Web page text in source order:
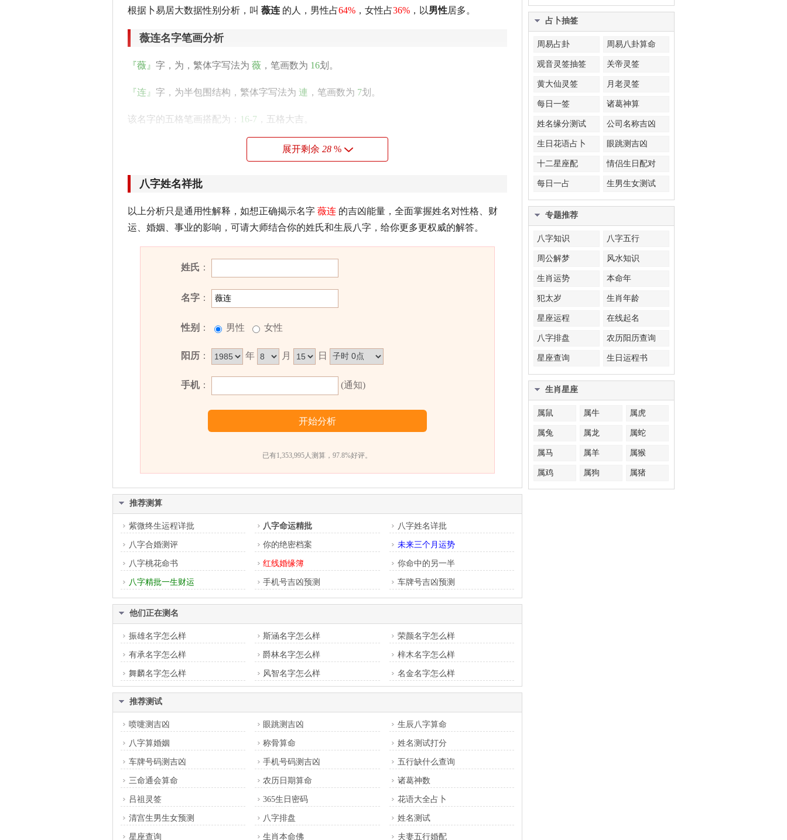
根据卜易居大数据性别分析，叫 薇连 的人，男性占64% ，女性占36% ，以男性居多。
薇连名字笔画分析
『薇』 字，为，繁体字写法为 薇 ，笔画数为 16划。
『连』 字，为半包围结构，繁体字写法为 連 ，笔画数为 7划。
该名字的五格笔画搭配为： 16-7 ，五格大吉。
外表虽和蔼易处，内心却倾于固执，做事不积极，有眼高手低之缺点，很难把握住良机，表
面上似乎经济能力不错，但内心却隐藏种种困难，亦不欲人知。
含薇连的古诗词有哪些？
· 仙吏紫薇郎，奇花共玩芳。暗妒翻阶药，遥连直署香。
——《和李员外与舍人咏玫瑰花寄徐侍郎》
薇连名字五行属性
广，做事有计划。其人意志坚定，注重实际与工作，耐性佳，能克苦耐劳，创立属于自己的
薇连名字能打多少分？
展开剩余 28%
八字姓名祥批
以上分析只是通用性解释，如想正确揭示名字 薇连 的吉凶能量，全面掌握姓名对性格、财
运、婚姻、事业的影响，可请大师结合你的姓氏和生辰八字，给你更多更权威的解答。
姓氏 ：
名字：
性别 ： 男性 女性
阳历： 年 月 日
手机： (通知)
已有1,353,995人测算，97.8%好评。
推荐测算
紫微终生运程详批 八字命运精批 八字姓名详批
八字合婚测评 你的绝密档案 未来三个月运势
八字桃花命书 红线婚缘簿 你命中的另一半
八字精批一生财运 手机号吉凶预测 车牌号吉凶预测
他们正在测名
振雄名字怎么样 斯涵名字怎么样 荣颜名字怎么样
有承名字怎么样 爵林名字怎么样 梓木名字怎么样
舞麟名字怎么样 风智名字怎么样 名金名字怎么样
推荐测试
喷嚏测吉凶 眼跳测吉凶 生辰八字算命
八字算婚姻 称骨算命 姓名测试打分
车牌号码测吉凶 手机号码测吉凶 五行缺什么查询
三命通会算命 农历日期算命 诸葛神数
吕祖灵签 365生日密码 花语大全占卜
清宫生男生女预测 八字排盘 姓名测试
星座查询 生肖本命佛 夫妻五行婚配
占卜抽签
周易占卦 周易八卦算命
观音灵签抽签 关帝灵签
黄大仙灵签 月老灵签
每日一签 诸葛神算
姓名缘分测试 公司名称吉凶
生日花语占卜 眼跳测吉凶
十二星座配 情侣生日配对
每日一占 生男生女测试
专题推荐
八字知识 八字五行
周公解梦 风水知识
生肖运势 本命年
犯太岁 生肖年龄
星座运程 在线起名
八字排盘 农历阳历查询
星座查询 生日运程书
生肖星座
属鼠 属牛 属虎
属兔 属龙 属蛇
属马 属羊 属猴
属鸡 属狗 属猪